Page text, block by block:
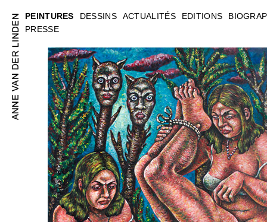
PEINTURES
PRESSE
DESSINS ACTUALITÉS EDITIONS